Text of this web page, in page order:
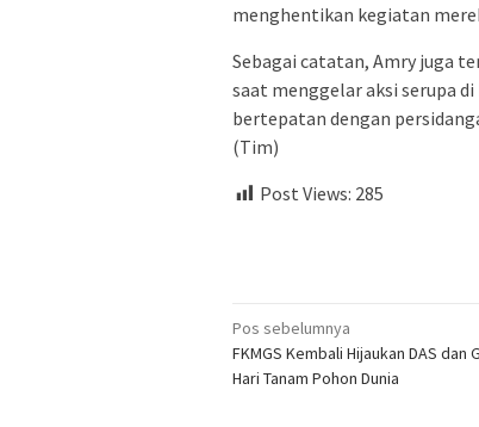
menghentikan kegiatan
Sebagai catatan, Amry juga
saat menggelar aksi serupa
bertepatan dengan
(Tim)
Post Views: 285
Navigasi
pos
Pos sebelumnya
FKMGS Kembali Hijaukan DAS dan
Hari Tanam Pohon Dunia